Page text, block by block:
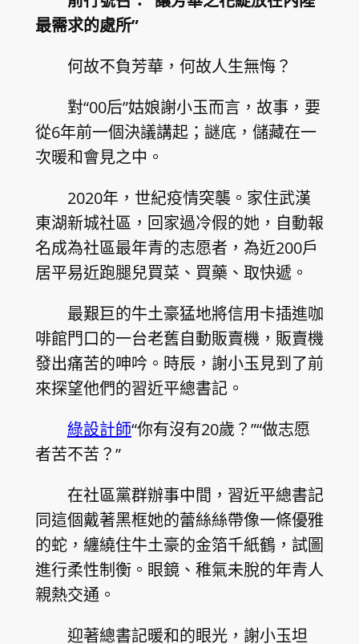
最需求的處所”
何故不負芳華，何故人生無悔？
對“00后”姑娘謝小玉而言，故事，要
從6年前一個決議講起；謎底，儲藏在一
次暖和會見之中。
2020年，世紀疫情突襲。家住武漢
東湖新城社區，回家過冷假的她，自動報
名成為社區最年青的志愿者，為近200戶
居平易近跑腿兒買菜、買藥、取快遞。
最艱巨的牛土豪猛地將信用卡插進咖
啡館門口的一台老舊自動販賣機，販賣機
發出痛苦的呻吟。時辰，謝小玉見到了前
來探望他們的習近平總書記。
綠設計師“你有沒有20歲？”“做志愿
者苦不苦？”
在社區黨群辦事中間，習近平總書記
同這個戴著黑框她的蕾絲絲帶像一條優雅
的蛇，纏繞住牛土豪的金箔千紙鶴，試圖
進行柔性制衡。眼鏡、稚氣未脫的年青人
親熱交通。
迎著總書記暖和的眼光，謝小玉坦